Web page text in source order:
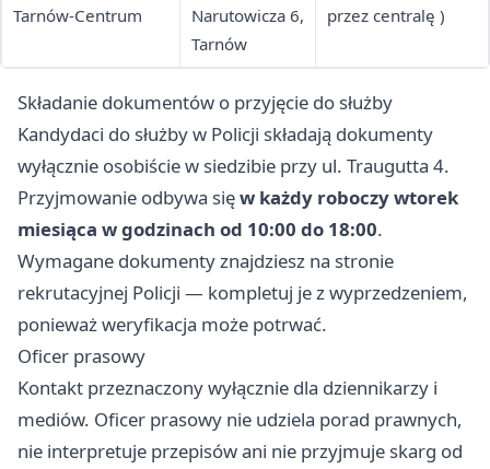
Tarnów-Centrum
Narutowicza 6,
Tarnów
przez centralę )
Składanie dokumentów o przyjęcie do służby
Kandydaci do służby w Policji składają dokumenty
wyłącznie osobiście w siedzibie przy ul. Traugutta 4.
Przyjmowanie odbywa sięw każdy roboczy wtorek
miesiąca w godzinach od 10:00 do 18:00.
Wymagane dokumenty znajdziesz na stronie
rekrutacyjnej Policji — kompletuj je z wyprzedzeniem,
ponieważ weryfikacja może potrwać.
Oficer prasowy
Kontakt przeznaczony wyłącznie dla dziennikarzy i
mediów. Oficer prasowy nie udziela porad prawnych,
nie interpretuje przepisów ani nie przyjmuje skarg od